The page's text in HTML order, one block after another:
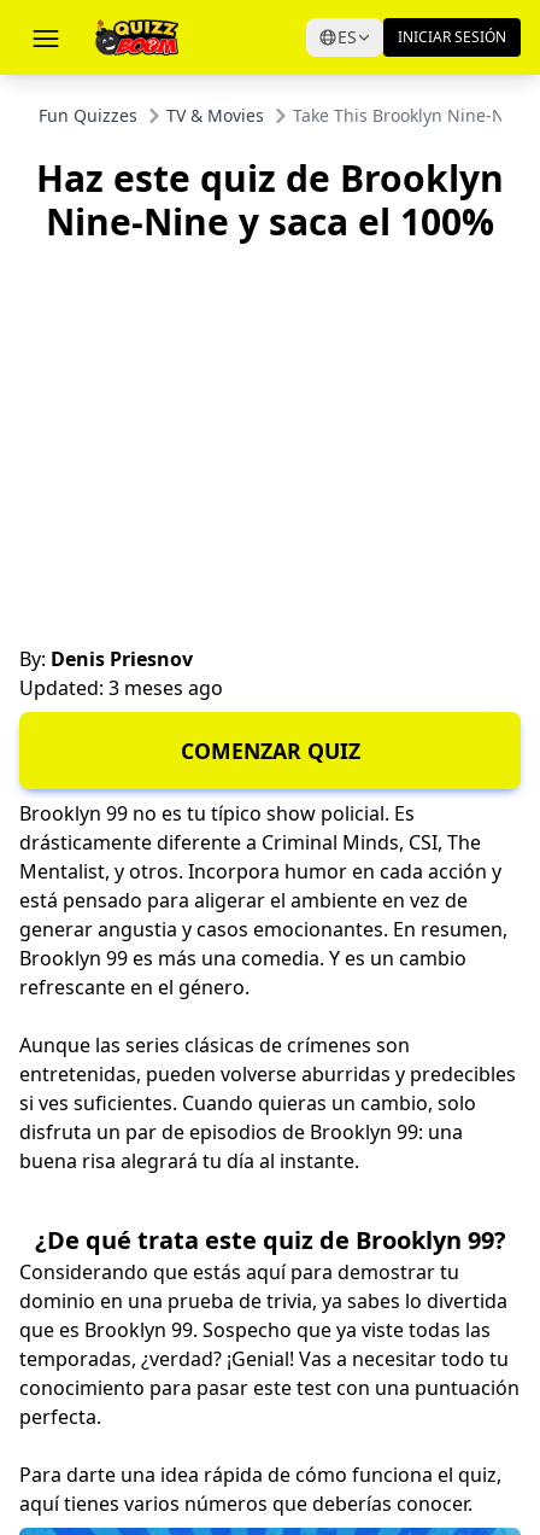
ES INICIAR SESIÓN
Fun Quizzes TV & Movies Take This Brooklyn Nine-Nine
Haz este quiz de Brooklyn
Nine-Nine y saca el 100%
By: Denis Priesnov
Updated: 3 meses ago
COMENZAR QUIZ
Brooklyn 99 no es tu típico show policial. Es
drásticamente diferente a Criminal Minds, CSI, The
Mentalist, y otros. Incorpora humor en cada acción y
está pensado para aligerar el ambiente en vez de
generar angustia y casos emocionantes. En resumen,
Brooklyn 99 es más una comedia. Y es un cambio
refrescante en el género.
Aunque las series clásicas de crímenes son
entretenidas, pueden volverse aburridas y predecibles
si ves suficientes. Cuando quieras un cambio, solo
disfruta un par de episodios de Brooklyn 99: una
buena risa alegrará tu día al instante.
¿De qué trata este quiz de Brooklyn 99?
Considerando que estás aquí para demostrar tu
dominio en una prueba de trivia, ya sabes lo divertida
que es Brooklyn 99. Sospecho que ya viste todas las
temporadas, ¿verdad? ¡Genial! Vas a necesitar todo tu
conocimiento para pasar este test con una puntuación
perfecta.
Para darte una idea rápida de cómo funciona el quiz,
aquí tienes varios números que deberías conocer.